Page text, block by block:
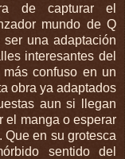
de capturar el
mundo de Q
una adaptación
interesantes del
confuso en un
obra ya adaptados
aun si llegan
el manga o esperar
Que en su grotesca
sentido del